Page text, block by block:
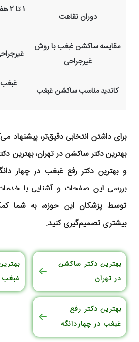
دوران نقاهت
مقایسه ساکشن غبغب با روش
غیرجراحی
کاندید مناسب ساکشن غبغب
برای داشتن انتخابی دقیق‌تر، پیشنهاد
بهترین دکتر ساکشن در تهران، بهترین
و بهترین دکتر رفع غبغب در چهار
بررسی این صفحات و آشنایی با
توسط پزشکان این حوزه، به شما
بیشتری تصمیم‌گیری کنید.
بهترین دکتر ساکشن
در تهران
غبغب
بهترین دکتر رفع
غبغب در چهاردانگه